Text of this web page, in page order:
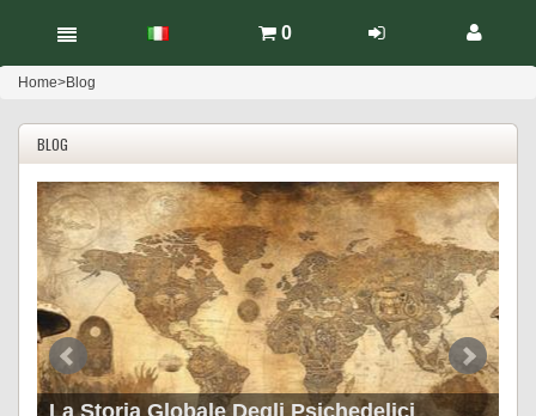
0
Home>Blog
BLOG
La Storia Globale Degli Psichedelici